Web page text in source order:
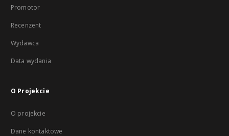
Promotor
Recenzent
Wydawca
Data wydania
O Projekcie
O projekcie
Dane kontaktowe